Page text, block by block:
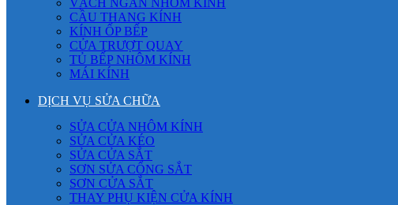
VÁCH NGĂN NHÔM KÍNH
CẦU THANG KÍNH
KÍNH ỐP BẾP
CỬA TRƯỢT QUAY
TỦ BẾP NHÔM KÍNH
MÁI KÍNH
DỊCH VỤ SỬA CHỮA
SỬA CỬA NHÔM KÍNH
SỬA CỬA KÉO
SỬA CỬA SẮT
SƠN SỬA CỔNG SẮT
SƠN CỬA SẮT
THAY PHỤ KIỆN CỬA KÍNH